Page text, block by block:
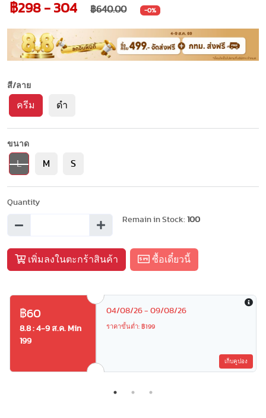
฿298 - 304 ฿640.00 -0%
สี/ลาย
ครีม ดำ
ขนาด
L M S
Quantity
Remain in Stock: 100
เพิ่มลงในตะกร้าสินค้า ซื้อเดี๋ยวนี้
฿60
8.8 : 4-9 ส.ค. Min
199
04/08/26 - 09/08/26
ราคาขั้นต่ำ: ฿199
เก็บคูปอง